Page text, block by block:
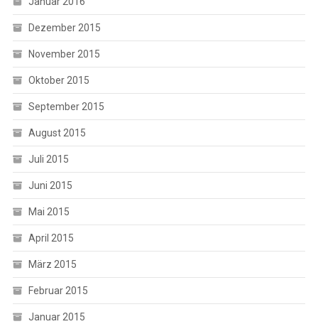
Dezember 2015
November 2015
Oktober 2015
September 2015
August 2015
Juli 2015
Juni 2015
Mai 2015
April 2015
März 2015
Februar 2015
Januar 2015